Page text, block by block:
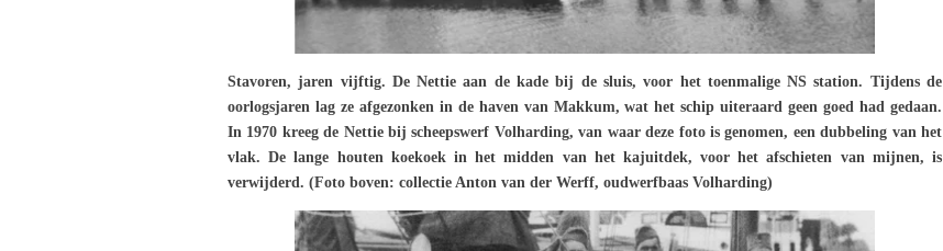
Stavoren, jaren vijftig. De Nettie aan de kade bij de sluis, voor het toenmalige NS station. Tijdens de
oorlogsjaren lag ze afgezonken in de haven van Makkum, wat het schip uiteraard geen goed had gedaan.
In 1970 kreeg de Nettie bij scheepswerf Volharding, van waar deze foto is genomen, een dubbeling van het
vlak. De lange houten koekoek in het midden van het kajuitdek, voor het afschieten van mijnen, is
verwijderd. (Foto boven: collectie Anton van der Werff, oudwerfbaas Volharding)